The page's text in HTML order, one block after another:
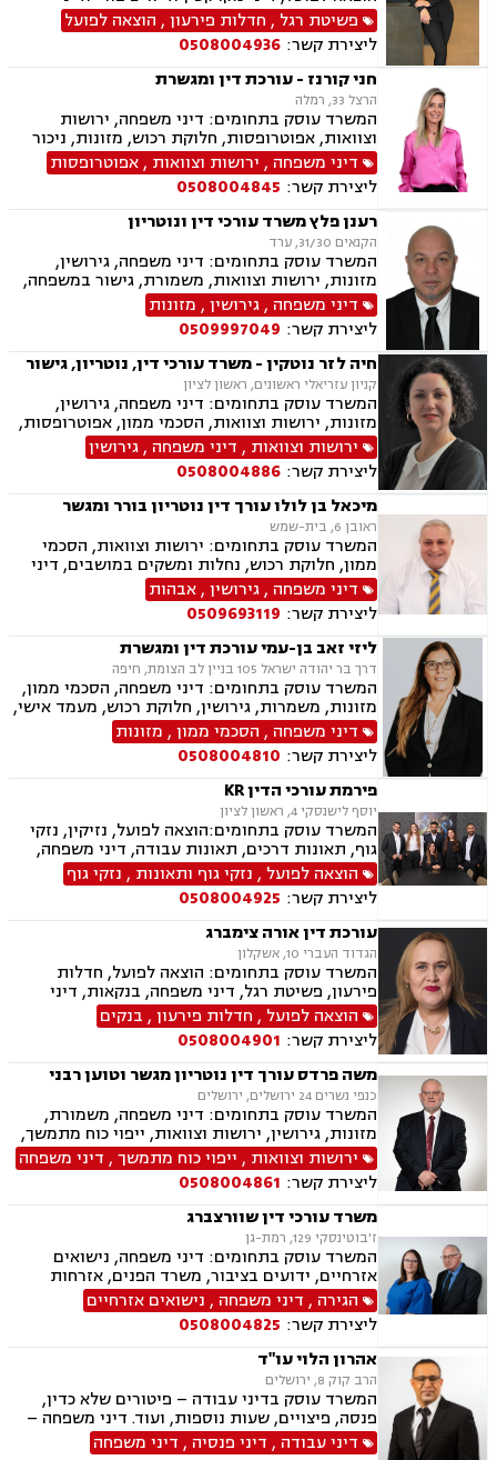
משפחה, ביטוח לאומי, תעבורה.
פשיטת רגל , חדלות פירעון, הוצאה לפועל
ליצירת קשר: 0508004936
חני קורנז - עורכת דין ומגשרת
הרצל 33, רמלה
המשרד עוסק בתחומים: דיני משפחה, ירושות
וצוואות, אפוטרופסות, חלוקת רכוש, מזונות, ניכור
הורי, אלימות במשפחה, גירושין, גישור במשפחה,
הסכמי ממון, ידועים בציבור, מעמד אישי, הורות
משותפת, זמני שהות, חוק הנוער, חטיפת ילדים,
ייפוי כוח מתמשך, אחריות הורית
דיני משפחה , ירושות וצוואות ,אפוטרופסות
ליצירת קשר: 0508004845
רענן פלץ משרד עורכי דין ונוטריון
הקנאים 31/30, ערד
המשרד עוסק בתחומים: דיני משפחה, גירושין,
מזונות, ירושות וצוואות, משמורת, גישור במשפחה,
חלוקת רכוש, ידועים בציבור, מעמד אישי, אלימות
במשפחה, נזיקין, נזקי גוף, נזקי רכוש, תאונות דרכים,
תאונות עבודה, תאונות עקב רשלנות, דיני עבודה,
נוטריון.
דיני משפחה ,גירושין, מזונות
ליצירת קשר: 0509997049
חיה לזר נוטקין - משרד עורכי דין, נוטריון, גישור
קניון עזריאלי ראשונים, ראשון לציון
המשרד עוסק בתחומים: דיני משפחה, גירושין,
מזונות, ירושות וצוואות, הסכמי ממון, אפוטרופסות,
גישור במשפחה, ניכור הורי, הורות חד מינית, העברה
בין דורית, בן ממשיך, נוטריון, חלוקת רכוש , ידועים
בציבור, נישואים אזרחיים
ירושות וצוואות , דיני משפחה ,גירושין
ליצירת קשר: 0508004886
מיכאל בן לולו עורך דין נוטריון בורר ומגשר
ראובן 6, בית-שמש
המשרד עוסק בתחומים: ירושות וצוואות, הסכמי
ממון, חלוקת רכוש, נחלות ומשקים במושבים, דיני
מקרקעין, עסקאות מכר דירה, נדל"ן, רשות מקרקעי
ישראל, דיני משפחה, גירושין, מזונות, משמורת,
אלימות במשפחה, אבהות , גישור במשפחה, אומנה,
מעמד אישי, ניכור הורי
דיני משפחה ,גירושין,אבהות
ליצירת קשר: 0509693119
ליזי זאב בן-עמי עורכת דין ומגשרת
דרך בר יהודה ישראל 105 בניין לב הצומת, חיפה
המשרד עוסק בתחומים: דיני משפחה, הסכמי ממון,
מזונות, משמרות, גירושין, חלוקת רכוש, מעמד אישי,
זמני שהות, ירושות וצוואות, מקרקעין ונדל"ן, ליקויי
בניה, עסקאות מכר דירה, דיני ספורט, ייצוג שחקנים,
התאחדות קבוצות הכדורגל פיפ"א, גישור, בוררות,
אחריות מקצועית.
דיני משפחה , הסכמי ממון, מזונות
ליצירת קשר: 0508004810
פירמת עורכי הדין KR
יוסף לישנסקי 4, ראשון לציון
המשרד עוסק בתחומים:הוצאה לפועל, נזיקין, נזקי
גוף, תאונות דרכים, תאונות עבודה, דיני משפחה,
גירושין, ירושות וצוואות, הסכמי ממון, דין משמעתי,
מקרקעין ונדל"ן, עסקאות מכר דירה, גישור עסקי,
דיני חוזים, אובדן כושר עבודה, ביטוח לאומי, דיני
חברות, דיני עמותות.
הוצאה לפועל , נזקי גוף ותאונות , נזקי גוף
ליצירת קשר: 0508004925
עורכת דין אורה צימברג
הגדוד העברי 10, אשקלון
המשרד עוסק בתחומים: הוצאה לפועל, חדלות
פירעון, פשיטת רגל, דיני משפחה, בנקאות, דיני
חוזים ומסחר
הוצאה לפועל , חדלות פירעון, בנקים
ליצירת קשר: 0508004901
משה פרדס עורך דין נוטריון מגשר וטוען רבני
כנפי נשרים 24 ירושלים, ירושלים
המשרד עוסק בתחומים: דיני משפחה, משמורת,
מזונות, גירושין, ירושות וצוואות, ייפוי כוח מתמשך,
חלוקת רכוש, עסקאות מכר דירה, משפט אזרחי, טוען
רבני, גישור, נוטריון
ירושות וצוואות , ייפוי כוח מתמשך, דיני משפחה
ליצירת קשר: 0508004861
משרד עורכי דין שוורצברג
ז'בוטינסקי 129, רמת-גן
המשרד עוסק בתחומים: דיני משפחה, נישואים
אזרחיים, ידועים בציבור, משרד הפנים, אזרחות
ואשרות בישראל, הורות חד מינית, הסכמי ממון,
גירושין, אבהות , ירושות וצוואות, מומחים לדין הזר,
דיני חוזים, מסחר בינלאומי, אזרחי מסחרי, נוטריון
הגירה , דיני משפחה , נישואים אזרחיים
ליצירת קשר: 0508004825
אהרון הלוי עו"ד
הרב קוק 8, ירושלים
המשרד עוסק בדיני עבודה – פיטורים שלא כדין,
פנסה, פיצויים, שעות נוספות, ועוד. דיני משפחה –
גירושין, משמורת, הסדרי ראייה, מזונות, ועוד.
דיני עבודה , דיני פנסיה , דיני משפחה